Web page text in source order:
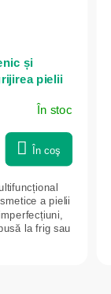
și
pielii
În stoc
În coş
a pielii
la frig sau